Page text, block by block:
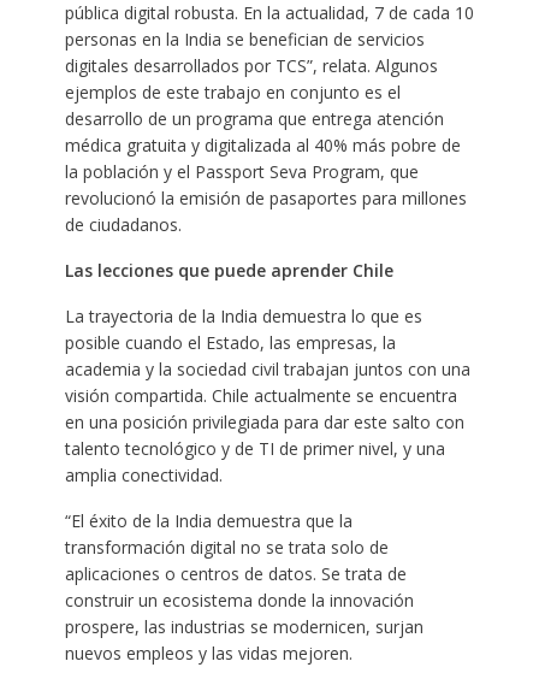
pública digital robusta. En la actualidad, 7 de cada 10
personas en la India se benefician de servicios
digitales desarrollados por TCS”, relata. Algunos
ejemplos de este trabajo en conjunto es el
desarrollo de un programa que entrega atención
médica gratuita y digitalizada al 40% más pobre de
la población y el Passport Seva Program, que
revolucionó la emisión de pasaportes para millones
de ciudadanos.
Las lecciones que puede aprender Chile
La trayectoria de la India demuestra lo que es
posible cuando el Estado, las empresas, la
academia y la sociedad civil trabajan juntos con una
visión compartida. Chile actualmente se encuentra
en una posición privilegiada para dar este salto con
talento tecnológico y de TI de primer nivel, y una
amplia conectividad.
“El éxito de la India demuestra que la
transformación digital no se trata solo de
aplicaciones o centros de datos. Se trata de
construir un ecosistema donde la innovación
prospere, las industrias se modernicen, surjan
nuevos empleos y las vidas mejoren.